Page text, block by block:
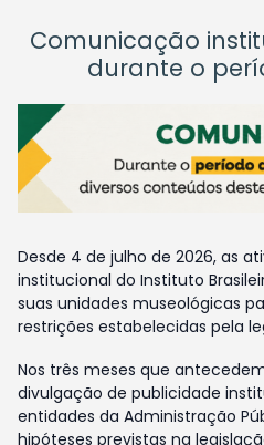
Comunicação
durante o
Desde 4 de julho de 2026, as
institucional do Instituto
suas unidades museológicas
restrições estabelecidas pela
Nos três meses que
divulgação de publicidade
entidades da Administração
hipóteses previstas na